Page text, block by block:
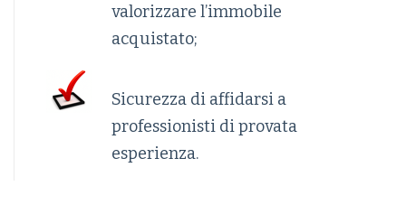
valorizzare l’immobile
acquistato;
Sicurezza di affidarsi a
professionisti di provata
esperienza.